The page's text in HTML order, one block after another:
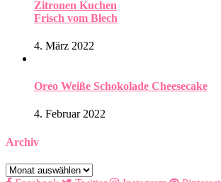
Zitronen Kuchen
Frisch vom Blech
4. März 2022
Oreo Weiße Schokolade Cheesecake
4. Februar 2022
Archiv
Archiv